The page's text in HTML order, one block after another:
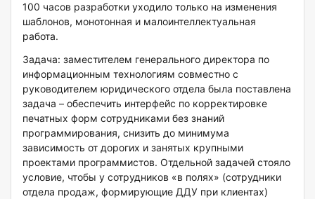
100 часов разработки уходило только на изменения
шаблонов, монотонная и малоинтеллектуальная
работа.
Задача: заместителем генерального директора по
информационным технологиям совместно с
руководителем юридического отдела была поставлена
задача – обеспечить интерфейс по корректировке
печатных форм сотрудниками без знаний
программирования, снизить до минимума
зависимость от дорогих и занятых крупными
проектами программистов. Отдельной задачей стояло
условие, чтобы у сотрудников «в полях» (сотрудники
отдела продаж, формирующие ДДУ при клиентах)